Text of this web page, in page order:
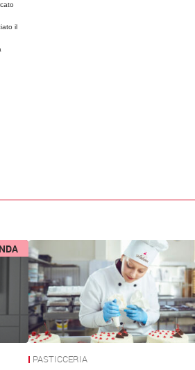
il
PASTICCERIA